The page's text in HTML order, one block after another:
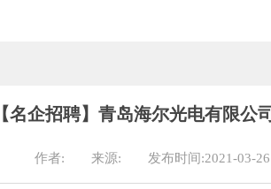
【名企招聘】青岛海尔光电有限公
作者: 来源: 发布时间:2021-03-26